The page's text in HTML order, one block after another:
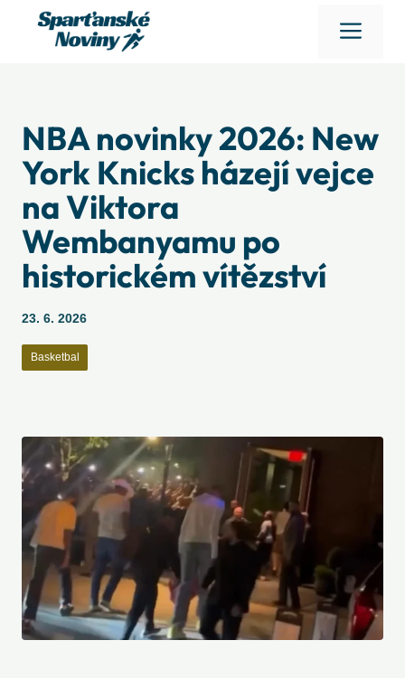
Přeskočit
NBA novinky 2026: New
York Knicks házejí vejce
na Viktora
Wembanyamu po
historickém vítězství
23. 6. 2026
Basketbal